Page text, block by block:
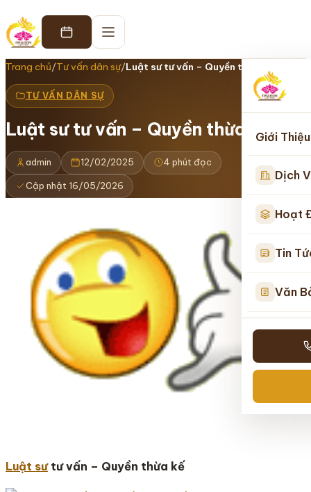
Giới Thiệu
Dịch
Hoạt
Tin
Văn
Trang chủ/Tư vấn dân sự/Luật sư tư vấn – Quyền thừa kế
TƯ VẤN DÂN SỰ
Luật sư tư vấn – Quyền thừa kế
admin 12/02/2025 4 phút đọc
Cập nhật 16/05/2026
Luật sưtư vấn – Quyền thừa kế